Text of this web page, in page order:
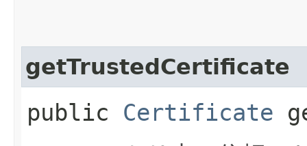
getTrustedCertificate
public Certificate